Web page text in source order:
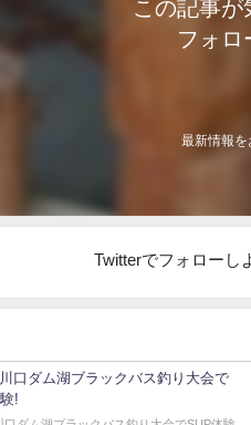
この記事が
フォロ
最新情報を
Twitterでフォローし
口ダム湖ブラックバス釣り大会で
!